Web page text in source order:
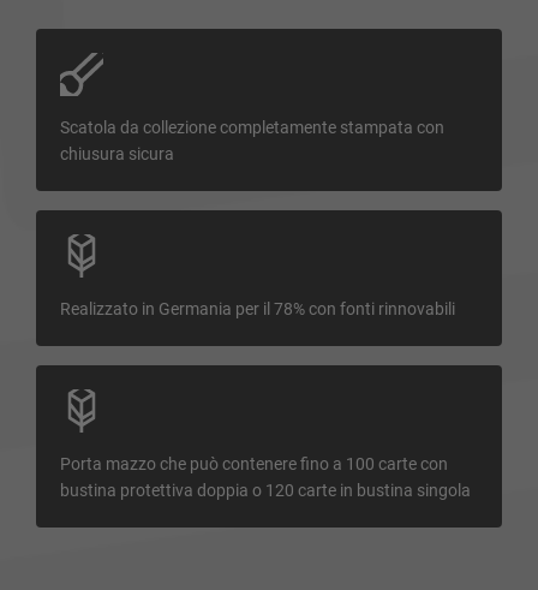
Scatola da collezione completamente stampata con
chiusura sicura
Realizzato in Germania per il 78% con fonti rinnovabili
Porta mazzo che può contenere fino a 100 carte con
bustina protettiva doppia o 120 carte in bustina singola